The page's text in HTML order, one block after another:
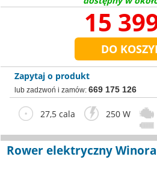
15
Zapytaj o produkt
lub zadzwoń i zamów: 669 175 126
27,5 cala 250 W
Rower elektryczny